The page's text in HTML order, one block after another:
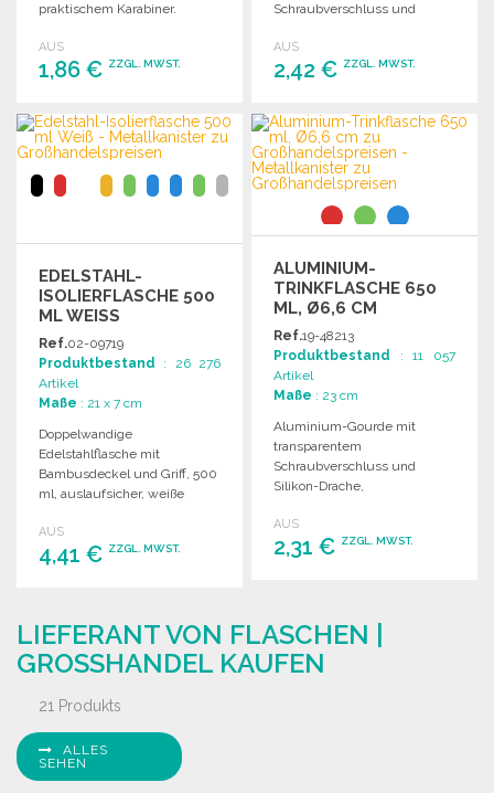
praktischem Karabiner.
Farben und im
ansprechenden Design.
AUS
1,86 € ZZGL. MWST.
BESTELLEN
Angebot anfordern
Schraubverschluss und
verschiedenen Farben.
AUS
2,42 € ZZGL. MWST.
BESTELLEN
Angebot anfordern
EDELSTAHL-
ISOLIERFLASCHE 500
ML WEISS
Ref.02-09719
Produktbestand : 26 276
Artikel
Maße : 21 x 7 cm
Doppelwandige
Edelstahlflasche mit
Bambusdeckel und Griff, 500
ml, auslaufsicher, weiße
geeignet.
AUS
4,41 € ZZGL. MWST.
Angebot anfordern
ALUMINIUM-
TRINKFLASCHE 650
ML, Ø6,6 CM
Ref.19-48213
Produktbestand : 11 057
Artikel
Maße : 23 cm
Aluminium-Gourde mit
transparentem
Schraubverschluss und
Silikon-Drache,
ml, ideal für den täglichen
Gebrauch.
AUS
2,31 € ZZGL. MWST.
Angebot anfordern
LIEFERANT VON FLASCHEN |
GROSSHANDEL KAUFEN
21 Produkts
ALLES
SEHEN